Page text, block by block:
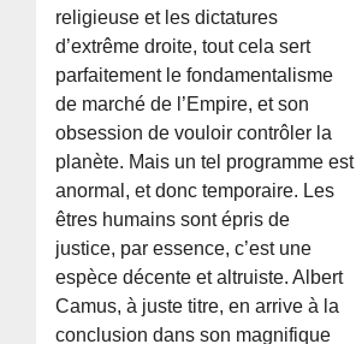
religieuse et les dictatures
d’extrême droite, tout cela sert
parfaitement le fondamentalisme
de marché de l’Empire, et son
obsession de vouloir contrôler la
planète. Mais un tel programme est
anormal, et donc temporaire. Les
êtres humains sont épris de
justice, par essence, c’est une
espèce décente et altruiste. Albert
Camus, à juste titre, en arrive à la
conclusion dans son magnifique